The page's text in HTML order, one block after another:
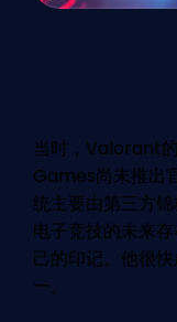
当时，Valorant
Games尚未推出
统主要由第三方
电子竞技的未来
己的印记。他很
一。